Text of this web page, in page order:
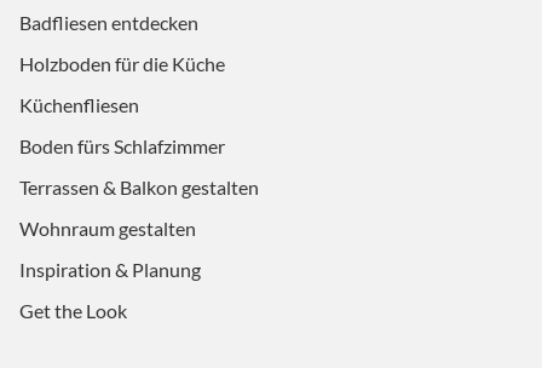
Badfliesen entdecken
Holzboden für die Küche
Küchenfliesen
Boden fürs Schlafzimmer
Terrassen & Balkon gestalten
Wohnraum gestalten
Inspiration & Planung
Get the Look